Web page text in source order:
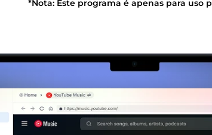
*Nota: Este programa é apenas para uso